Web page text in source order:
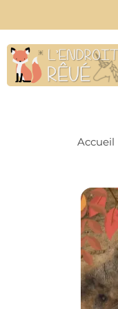
Accueil